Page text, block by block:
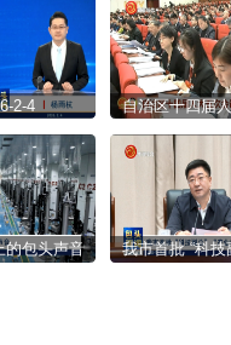
2-4
的包头声音